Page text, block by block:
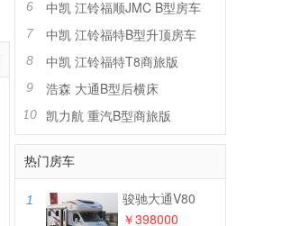
6 中凯 江铃福顺JMC B型房车
7 中凯 江铃福特B型升顶房车
8 中凯 江铃福特T8商旅版
9 浩森 大通B型后横床
10 凯力航 重汽B型商旅版
热门房车
1
骏驰大通V80
￥398000